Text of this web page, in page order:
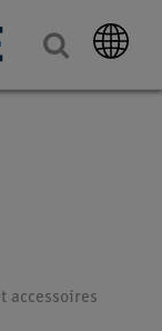
accessoires